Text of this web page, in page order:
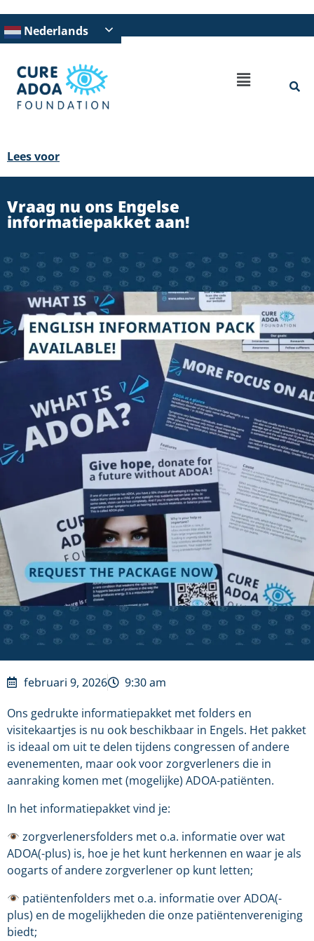
Nederlands
Lees voor
Vraag nu ons Engelse
informatiepakket aan!
februari 9, 2026
9:30 am
Ons gedrukte informatiepakket met folders en
visitekaartjes is nu ook beschikbaar in Engels. Het pakket
is ideaal om uit te delen tijdens congressen of andere
evenementen, maar ook voor zorgverleners die in
aanraking komen met (mogelijke) ADOA-patiënten.
In het informatiepakket vind je:
zorgverlenersfolders met o.a. informatie over wat
ADOA(-plus) is, hoe je het kunt herkennen en waar je als
oogarts of andere zorgverlener op kunt letten;
patiëntenfolders met o.a. informatie over ADOA(-
plus) en de mogelijkheden die onze patiëntenvereniging
biedt;